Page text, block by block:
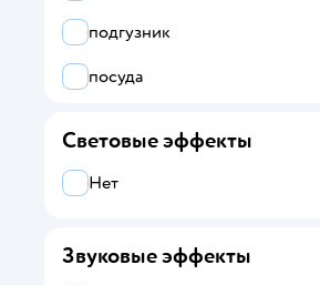
подгузник
посуда
Световые эффекты
Нет
Звуковые эффекты